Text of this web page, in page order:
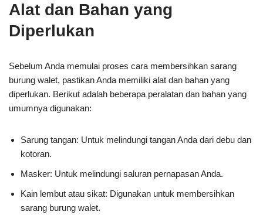
Alat dan Bahan yang
Diperlukan
Sebelum Anda memulai proses cara membersihkan sarang
burung walet, pastikan Anda memiliki alat dan bahan yang
diperlukan. Berikut adalah beberapa peralatan dan bahan yang
umumnya digunakan:
Sarung tangan: Untuk melindungi tangan Anda dari debu dan
kotoran.
Masker: Untuk melindungi saluran pernapasan Anda.
Kain lembut atau sikat: Digunakan untuk membersihkan
sarang burung walet.